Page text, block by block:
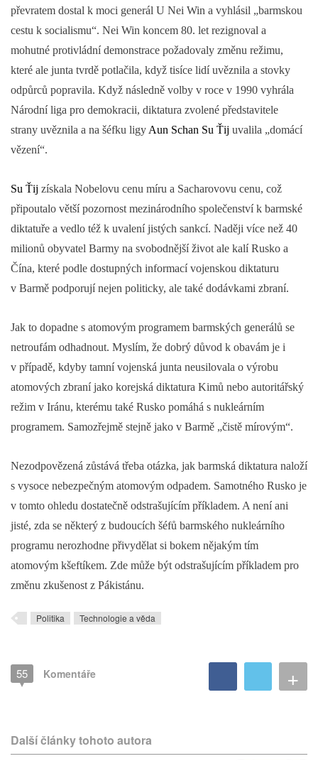
převratem dostal k moci generál U Nei Win a vyhlásil „barmskou
cestu k socialismu“. Nei Win koncem 80. let rezignoval a
mohutné protivládní demonstrace požadovaly změnu režimu,
které ale junta tvrdě potlačila, když tisíce lidí uvěznila a stovky
odpůrců popravila. Když následně volby v roce v 1990 vyhrála
Národní liga pro demokracii, diktatura zvolené představitele
strany uvěznila a na šéfku ligy Aun Schan Su Ťij uvalila „domácí
vězení“.
Su Ťij získala Nobelovu cenu míru a Sacharovovu cenu, což
připoutalo větší pozornost mezinárodního společenství k barmské
diktatuře a vedlo též k uvalení jistých sankcí. Naději více než 40
milionů obyvatel Barmy na svobodnější život ale kalí Rusko a
Čína, které podle dostupných informací vojenskou diktaturu
v Barmě podporují nejen politicky, ale také dodávkami zbraní.
Jak to dopadne s atomovým programem barmských generálů se
netroufám odhadnout. Myslím, že dobrý důvod k obavám je i
v případě, kdyby tamní vojenská junta neusilovala o výrobu
atomových zbraní jako korejská diktatura Kimů nebo autoritářský
režim v Iránu, kterému také Rusko pomáhá s nukleárním
programem. Samozřejmě stejně jako v Barmě „čistě mírovým“.
Nezodpovězená zůstává třeba otázka, jak barmská diktatura naloží
s vysoce nebezpečným atomovým odpadem. Samotného Rusko je
v tomto ohledu dostatečně odstrašujícím příkladem. A není ani
jisté, zda se některý z budoucích šéfů barmského nukleárního
programu nerozhodne přivydělat si bokem nějakým tím
atomovým kšeftíkem. Zde může být odstrašujícím příkladem pro
změnu zkušenost z Pákistánu.
Politika Technologie a věda
55 Komentáře +
Další články tohoto autora